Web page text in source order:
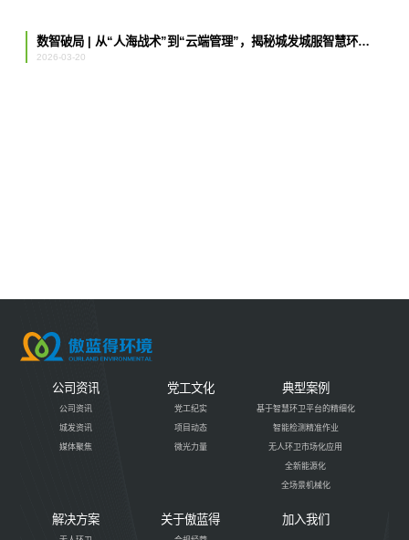
数智破局 | 从“人海战术”到“云端管理”，揭秘城发城服智慧环卫的“最强大脑”
2026-03-20
公司资讯
公司资讯
城发资讯
媒体聚焦
党工文化
党工纪实
项目动态
微光力量
典型案例
基于智慧环卫平台的精细化
智能检测精准作业
无人环卫市场化应用
全新能源化
全场景机械化
解决方案 关于傲蓝得 加入我们